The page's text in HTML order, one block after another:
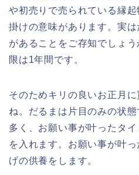
や初売りで売られている縁
掛けの意味があります。実
があることをご存知でしょ
限は1年間です。
そのためキリの良いお正月
ね。だるまは片目のみの状
多く、お願い事が叶ったタ
を入れます。お願い事が叶
げの供養をします。